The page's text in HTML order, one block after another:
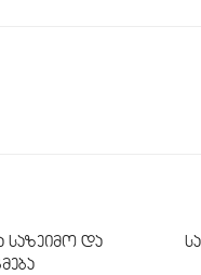
საზეიმო და